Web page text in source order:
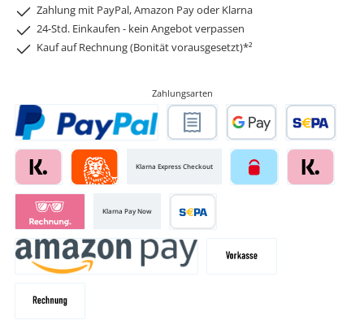
Zahlung mit PayPal, Amazon Pay oder Klarna
24-Std. Einkaufen - kein Angebot verpassen
Kauf auf Rechnung (Bonität vorausgesetzt)*²
Zahlungsarten
Klarna Express Checkout
Klarna Pay Now